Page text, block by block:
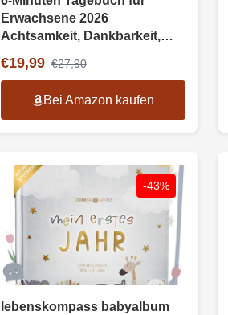
Erwachsene 2026
Achtsamkeit, Dankbarkeit,
€19,99 €27,90
Bei Amazon kaufen
-43%
lebenskompass babyalbum